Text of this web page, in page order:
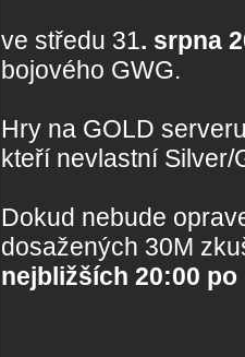
ve středu 31. srpna
bojového GWG.
Hry na GOLD
kteří nevlastní Silver/
Dokud nebude
dosažených 30M
nejbližších 20:00